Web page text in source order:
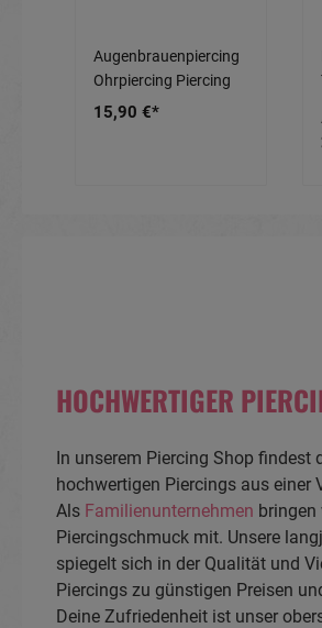
Augenbrauenpiercing
Ohrpiercing Piercing
Chirurgenstahl
15,90 €*
HOCHWERTIGER
In unserem Piercing Shop findest
hochwertigen Piercings aus einer
Als Familienunternehmen
Piercingschmuck mit. Unsere
spiegelt sich in der Qualität und
Piercings zu günstigen Preisen
Deine Zufriedenheit ist unser